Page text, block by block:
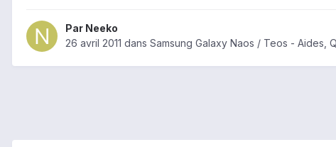
Par Neeko
26 avril 2011 dans Samsung Galaxy Naos / Teos - Aides,